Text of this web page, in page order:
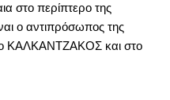
στο περίπτερο της
ο αντιπρόσωπος της
ΚΑΛΚΑΝΤΖΑΚΟΣ και στο